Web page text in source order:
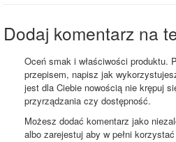
Dodaj komentarz na
Oceń smak i właściwości produktu.
przepisem, napisz jak
jest dla Ciebie nowością nie krępuj
przyrządzania czy dostępność.
Możesz dodać komentarz jako
albo zarejestuj aby w pełni